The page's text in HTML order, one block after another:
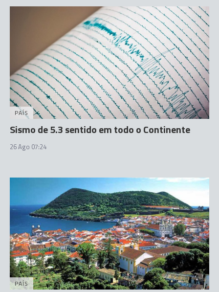
PAÍS
Sismo de 5.3 sentido em todo o Continente
26 Ago 07:24
PAÍS